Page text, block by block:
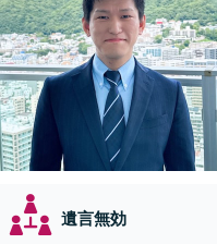
遺言無効